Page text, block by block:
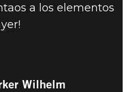
a los elementos
Wilhelm